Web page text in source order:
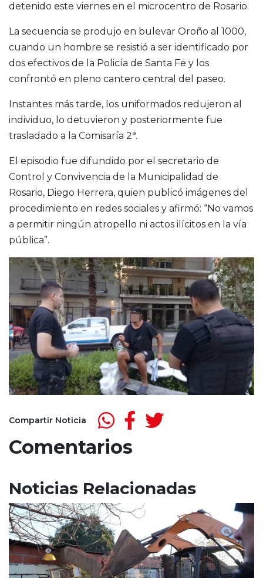
detenido este viernes en el microcentro de Rosario.
La secuencia se produjo en bulevar Oroño al 1000,
cuando un hombre se resistió a ser identificado por
dos efectivos de la Policía de Santa Fe y los
confrontó en pleno cantero central del paseo.
Instantes más tarde, los uniformados redujeron al
individuo, lo detuvieron y posteriormente fue
trasladado a la Comisaría 2ª.
El episodio fue difundido por el secretario de
Control y Convivencia de la Municipalidad de
Rosario, Diego Herrera, quien publicó imágenes del
procedimiento en redes sociales y afirmó: “No vamos
a permitir ningún atropello ni actos ilícitos en la vía
pública”.
Compartir Noticia
Comentarios
Noticias Relacionadas